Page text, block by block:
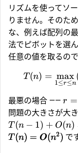
リズムを使ってソ
りません。そのた
な、例えば配列の
法でピボットを選
任意の値を取るの
T (n) =
1≤r≤n
max
最悪の場合 ―― r =
問題の大きさが大
T (n − 1) + O(n)
T (n) = O(n2) で